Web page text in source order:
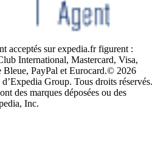
acceptés sur expedia.fr figurent :
International, Mastercard, Visa,
PayPal et Eurocard.© 2026
Group. Tous droits réservés.
des marques déposées ou des
Inc.